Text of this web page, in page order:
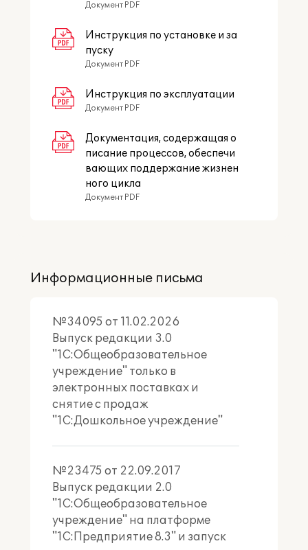
Документ PDF
Инструкция по установке и за
пуску
Документ PDF
Инструкция по эксплуатации
Документ PDF
Документация, содержащая о
писание процессов, обеспечи
вающих поддержание жизнен
ного цикла
Документ PDF
Информационные письма
№34095 от 11.02.2026
Выпуск редакции 3.0
"1С:Общеобразовательное
учреждение" только в
электронных поставках и
снятие с продаж
"1С:Дошкольное учреждение"
№23475 от 22.09.2017
Выпуск редакции 2.0
"1С:Общеобразовательное
учреждение" на платформе
"1С:Предприятие 8.3" и запуск